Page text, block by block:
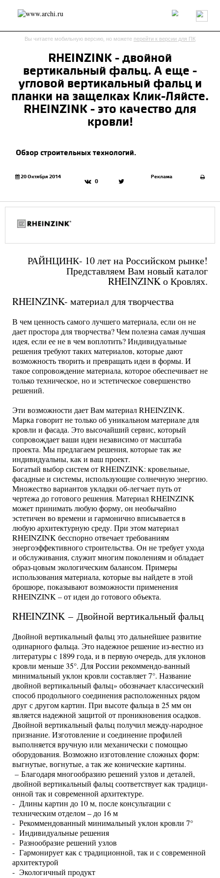
Россия Мир Технологии Интерьер Пресса
Архитекторы
send.project Анонсы конкурсов
Блог
Журнал
Интервью Исследование
Мнение
Обзор
Объект
Результаты конкурса
Репортаж
Рецензия Архитектура
Выставка
Иностранцы в России
Эко
Вы читаете мобильную версию, но можете перейти к версии для ПК
RHEINZINK - двойной
вертикальный фальц. А еще -
угловой вертикальный фальц и
планки на защелках Клик-Ляйсте.
RHEINZINK - это качество для
кровли!
Обзор строительных технологий.
20 Октября 2014
0
Реклама
РАЙНЦИНК- 10 лет на Российском рынке!
Представляем Вам новый каталог
RHEINZINK о Кровлях.
RHEINZINK- материал для творчества
В чем ценность самого лучшего материала, если он не
дает простора для творчества? Чем полезна самая лучшая
идея, если ее не в чем воплотить? Индивидуальные
решения требуют таких материалов, которые дают
возможность творить и превращать идеи в формы. И
такое сопровождение материала, которое обеспечивает не
только техническое, но и эстетическое совершенство
решений.
Эти возможности дает Вам материал RHEINZINK.
Марка говорит не только об уникальном материале для
кровли и фасада. Это высочайший сервис, который
сопровождает ваши идеи независимо от масштаба
проекта. Мы предлагаем решения, которые так же
индивидуальны, как и ваш проект.
Богатый выбор систем от RHEINZINK: кровельные,
фасадные и системы, использующие солнечную энергию.
Множество вариантов укладки об-легчает путь от
чертежа до готового решения. Материал RHEINZINK
может принимать любую форму, он необычайно
эстетичен во времени и гармонично вписывается в
любую архитектурную среду. При этом материал
RHEINZINK бесспорно отвечает требованиям
энергоэффективного строительства. Он не требует ухода
и обслуживания, служит многим поколениям и обладает
образ-цовым экологическим балансом. Примеры
использования материала, которые вы найдете в этой
брошюре, показывают возможности применения
RHEINZINK – от идеи до готового объекта.
RHEINZINK – Двойной вертикальный фальц
Двойной вертикальный фальц это дальнейшее развитие
одинарного фальца. Это надежное решение из-вестно из
литературы с 1899 года, и в первую очередь, для уклонов
кровли меньше 35°. Для России рекоммендо-ванный
минимальный уклон кровли составляет 7°. Название
двойной вертикальный фальц» обозначает классический
способ продольного соединения расположенных рядом
друг с другом картин. При высоте фальца в 25 мм он
является надежной защитой от проникновения осадков.
Двойной вертикальный фальц получил между-народное
признание. Изготовление и соединение профилей
выполняется вручную или механически с помощью
оборудования. Возможно изготовление сложных форм:
выгнутые, вогнутые, а так же конические картины.
– Благодаря многообразию решений узлов и деталей,
двойной вертикальный фальц соответствует как традици-
онной так и современной архитектуре.
- Длины картин до 10 м, после консультации с
техническим отделом – до 16 м
- Рекоммендованный минимальный уклон кровли 7°
- Индивидуальные решения
- Разнообразие решений узлов
- Гармонирует как с традиционной, так и с современной
архитектурой
- Экологичный продукт